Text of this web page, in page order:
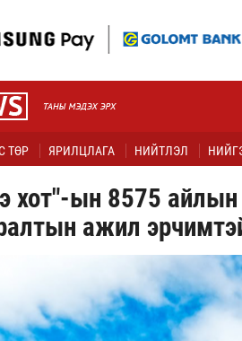
ТӨР ЯРИЛЦЛАГА НИЙТЛЭЛ
хот"-ын 8575
ажил